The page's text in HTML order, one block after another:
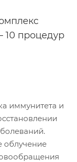
процедур
иммунитета и
облучение